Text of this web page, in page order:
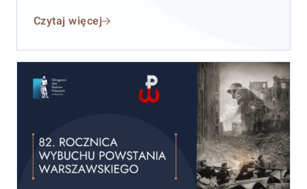
zakresie Prawniczego Studium Doktorskiego.
Czytaj więcej